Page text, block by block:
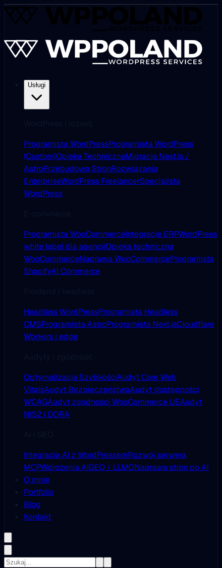
Usługi
Programista WordPressProgramista WordPress
(Custom)Opieka TechnicznaMigracja Next.js /
AstroPrzebudowa StronRozwiązania
EnterpriseWordPress FreelancerSpecjalista
WordPress
Programista WooCommerceIntegracje ERPWordPress
white label dla agencjiOpieka techniczna
WooCommerceNaprawa WooCommerceProgramista
ShopifyAI Commerce
Headless WordPressProgramista Headless
CMSProgramista AstroProgramista Next.jsCloudflare
Workers i edge
Optymalizacja SzybkościAudyt Core Web
VitalsAudyt BezpieczeństwaAudyt dostępności
WCAGAudyt zgodności WooCommerce UEAudyt
NIS2 i DORA
Integracja AI z WordPressemRozwój serwera
MCPWdrożenia AIGEO / LLMONaprawa stron po AI
O mnie
Portfolio
Blog
Kontakt